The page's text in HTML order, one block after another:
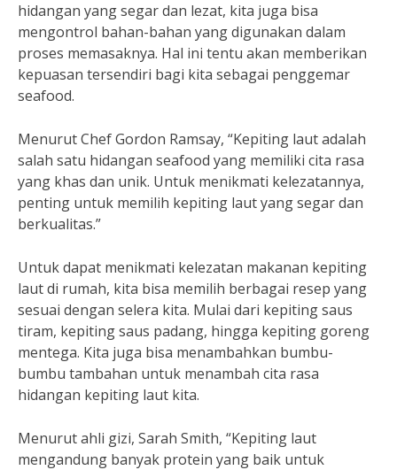
hidangan yang segar dan lezat, kita juga bisa
mengontrol bahan-bahan yang digunakan dalam
proses memasaknya. Hal ini tentu akan memberikan
kepuasan tersendiri bagi kita sebagai penggemar
seafood.
Menurut Chef Gordon Ramsay, “Kepiting laut adalah
salah satu hidangan seafood yang memiliki cita rasa
yang khas dan unik. Untuk menikmati kelezatannya,
penting untuk memilih kepiting laut yang segar dan
berkualitas.”
Untuk dapat menikmati kelezatan makanan kepiting
laut di rumah, kita bisa memilih berbagai resep yang
sesuai dengan selera kita. Mulai dari kepiting saus
tiram, kepiting saus padang, hingga kepiting goreng
mentega. Kita juga bisa menambahkan bumbu-
bumbu tambahan untuk menambah cita rasa
hidangan kepiting laut kita.
Menurut ahli gizi, Sarah Smith, “Kepiting laut
mengandung banyak protein yang baik untuk